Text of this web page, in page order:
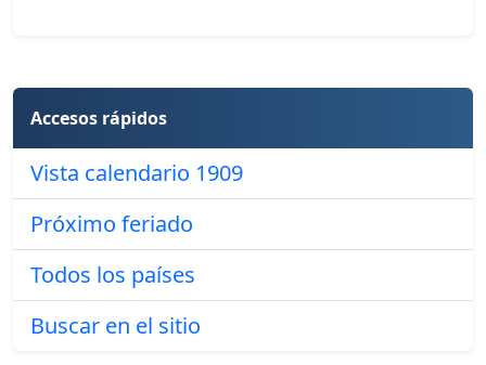
Accesos rápidos
Vista calendario 1909
Próximo feriado
Todos los países
Buscar en el sitio